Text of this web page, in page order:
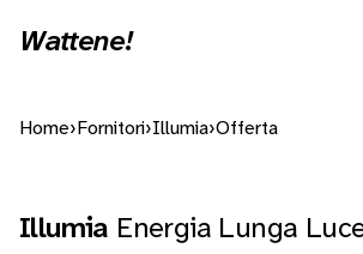
Wattene!
Home› Fornitori›Illumia›Offerta
Illumia Energia Lunga